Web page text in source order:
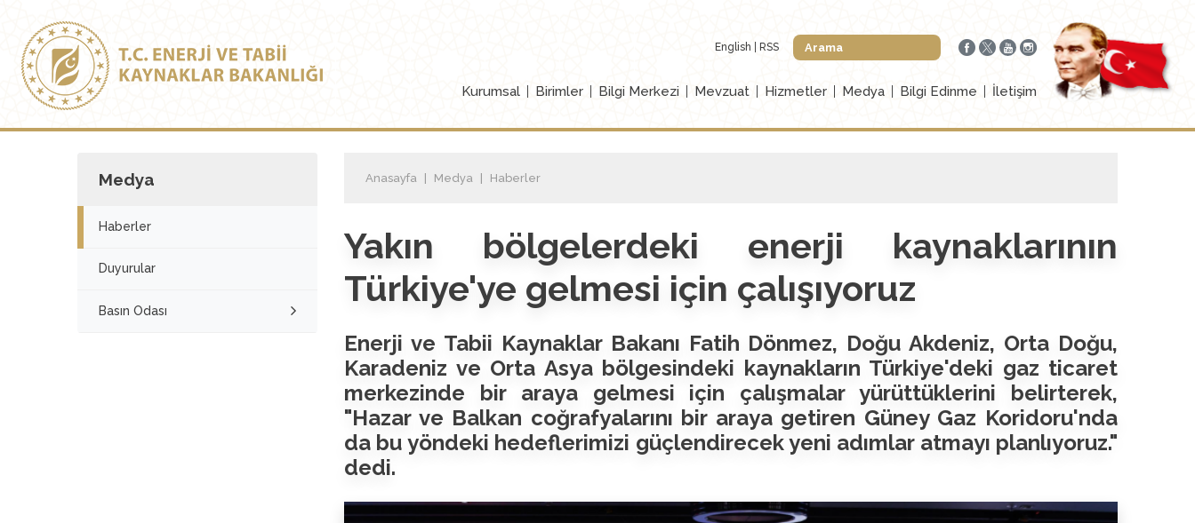
English RSS
Kurumsal Birimler Bilgi Merkezi Mevzuat Hizmetler Medya Bilgi Edinme İletişim
Medya
Haberler
Duyurular
Basın Odası
Anasayfa Medya Haberler
Yakın bölgelerdeki enerji kaynaklarının
Türkiye'ye gelmesi için çalışıyoruz
Enerji ve Tabii Kaynaklar Bakanı Fatih Dönmez, Doğu Akdeniz, Orta Doğu,
Karadeniz ve Orta Asya bölgesindeki kaynakların Türkiye'deki gaz ticaret
merkezinde bir araya gelmesi için çalışmalar yürüttüklerini belirterek,
"Hazar ve Balkan coğrafyalarını bir araya getiren Güney Gaz Koridoru'nda
da bu yöndeki hedeflerimizi güçlendirecek yeni adımlar atmayı planlıyoruz."
dedi.